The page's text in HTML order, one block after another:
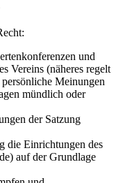
und
Vereins (näheres regelt
Meinungen
mündlich oder
der Satzung
die Einrichtungen des
auf der Grundlage